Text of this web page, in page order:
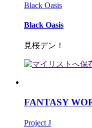
Black Oasis
Black Oasis
見桜デン！
FANTASY
Project J